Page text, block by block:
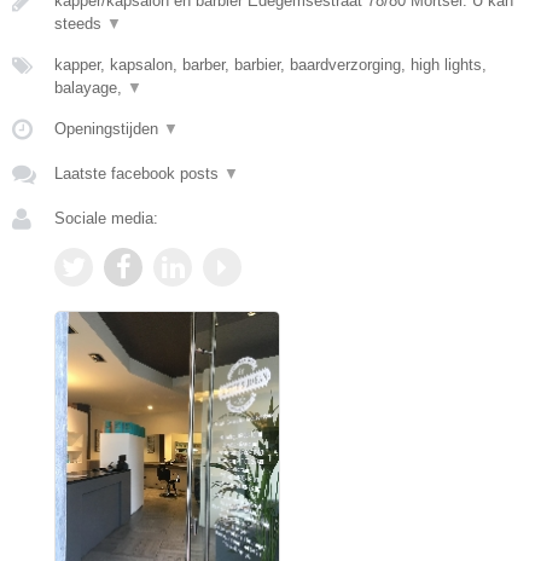
steeds ▼
kapper, kapsalon, barber, barbier, baardverzorging, high lights,
balayage, ▼
Openingstijden ▼
Laatste facebook posts ▼
Sociale media: